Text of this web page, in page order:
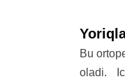
Bu
oladi.